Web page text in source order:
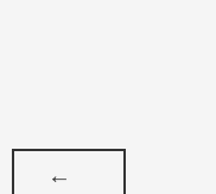
←